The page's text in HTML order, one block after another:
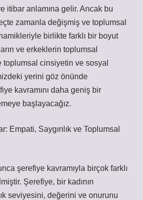
itibar anlamına gelir. Ancak bu
zamanla değişmiş ve toplumsal
birlikte farklı bir boyut
ve erkeklerin toplumsal
cinsiyetin ve sosyal
yerini göz önünde
kavramını daha geniş bir
başlayacağız.
Empati, Saygınlık ve Toplumsal
şerefiye kavramıyla birçok farklı
Şerefiye, bir kadının
seviyesini, değerini ve onurunu